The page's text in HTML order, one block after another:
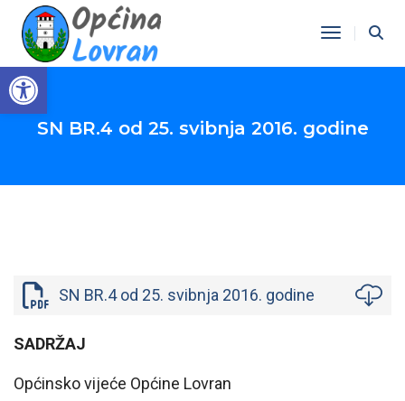
Open toolbar
Toggle
SN BR.4 od 25. svibnja 2016. godine
SN BR.4 od 25. svibnja 2016. godine
SADRŽAJ
Općinsko vijeće Općine Lovran